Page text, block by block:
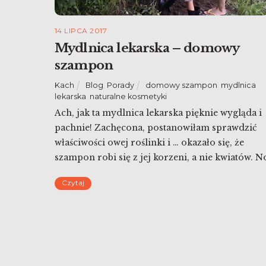
14 LIPCA 2017
Mydlnica lekarska – domowy
szampon
Kach Blog Porady domowy szampon mydlnica
lekarska naturalne kosmetyki
Ach, jak ta mydlnica lekarska pięknie wygląda i
pachnie! Zachęcona, postanowiłam sprawdzić
właściwości owej roślinki i … okazało się, że
szampon robi się z jej korzeni, a nie kwiatów.
domowym szamponem. Mam nadzieję, że nie
Czytaj